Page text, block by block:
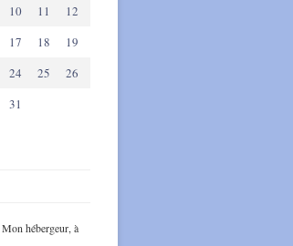
10 11
12
17 18
19
24 25
26
31
Mon hébergeur, à